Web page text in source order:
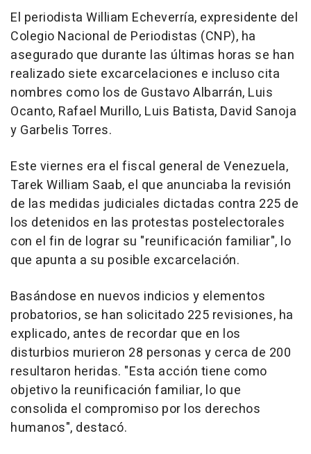
El periodista William Echeverría, expresidente del
Colegio Nacional de Periodistas (CNP), ha
asegurado que durante las últimas horas se han
realizado siete excarcelaciones e incluso cita
nombres como los de Gustavo Albarrán, Luis
Ocanto, Rafael Murillo, Luis Batista, David Sanoja
y Garbelis Torres.
Este viernes era el fiscal general de Venezuela,
Tarek William Saab, el que anunciaba la revisión
de las medidas judiciales dictadas contra 225 de
los detenidos en las protestas postelectorales
con el fin de lograr su "reunificación familiar", lo
que apunta a su posible excarcelación.
Basándose en nuevos indicios y elementos
probatorios, se han solicitado 225 revisiones, ha
explicado, antes de recordar que en los
disturbios murieron 28 personas y cerca de 200
resultaron heridas. "Esta acción tiene como
objetivo la reunificación familiar, lo que
consolida el compromiso por los derechos
humanos", destacó.